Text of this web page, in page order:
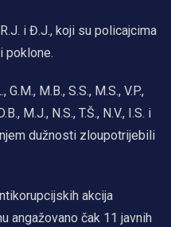
i Đ.J., koji su policajcima
poklone.
M.B., S.S., M.S., V.P.,
M.J., N.S., T.Š., N.V., I.S. i
dužnosti zloupotrijebili
akcija
angažovano čak 11 javnih